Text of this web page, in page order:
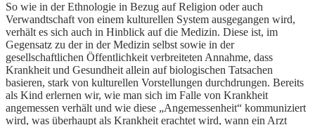
So wie in der Ethnologie in Bezug auf Religion oder auch
Verwandtschaft von einem kulturellen System ausgegangen wird,
verhält es sich auch in Hinblick auf die Medizin. Diese ist, im
Gegensatz zu der in der Medizin selbst sowie in der
gesellschaftlichen Öffentlichkeit verbreiteten Annahme, dass
Krankheit und Gesundheit allein auf biologischen Tatsachen
basieren, stark von kulturellen Vorstellungen durchdrungen. Bereits
als Kind erlernen wir, wie man sich im Falle von Krankheit
angemessen verhält und wie diese „Angemessenheit“ kommuniziert
wird, was überhaupt als Krankheit erachtet wird, wann ein Arzt